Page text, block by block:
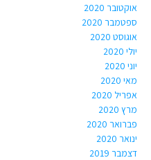
אוקטובר 2020
ספטמבר 2020
אוגוסט 2020
יולי 2020
יוני 2020
מאי 2020
אפריל 2020
מרץ 2020
פברואר 2020
ינואר 2020
דצמבר 2019